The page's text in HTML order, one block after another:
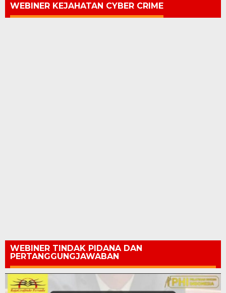
WEBINER KEJAHATAN CYBER CRIME
WEBINER TINDAK PIDANA DAN
PERTANGGUNGJAWABAN